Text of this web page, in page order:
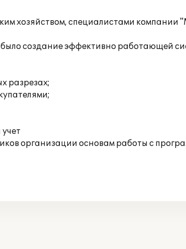
хозяйством, специалистами компании
создание эффективно работающей
разрезах;
организации основам работы с